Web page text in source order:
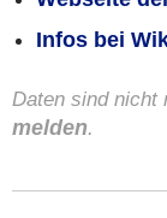
Infos bei
Daten sind nicht
melden.